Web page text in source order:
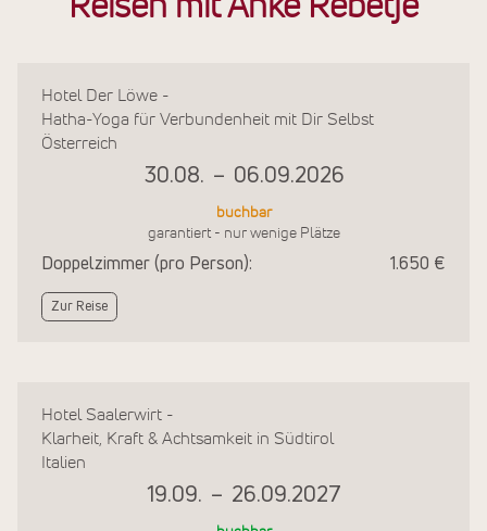
Reisen mit Anke Rebetje
Hotel Der Löwe -
Hatha-Yoga für Verbundenheit mit Dir Selbst
Österreich
30.08. – 06.09.2026
buchbar
garantiert - nur wenige Plätze
Doppelzimmer (pro Person): 1.650 €
Zur Reise
Hotel Saalerwirt -
Klarheit, Kraft & Achtsamkeit in Südtirol
Italien
19.09. – 26.09.2027